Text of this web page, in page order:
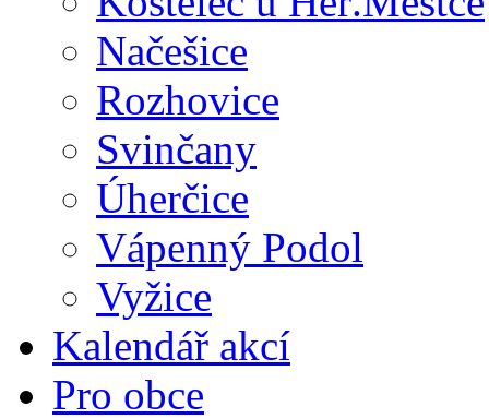
Načešice
Rozhovice
Svinčany
Úherčice
Vápenný Podol
Vyžice
Kalendář akcí
Pro obce